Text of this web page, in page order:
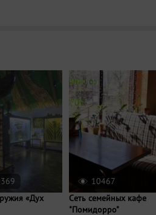
«Дух
10467
Сеть семейных кафе
"Помидорро"